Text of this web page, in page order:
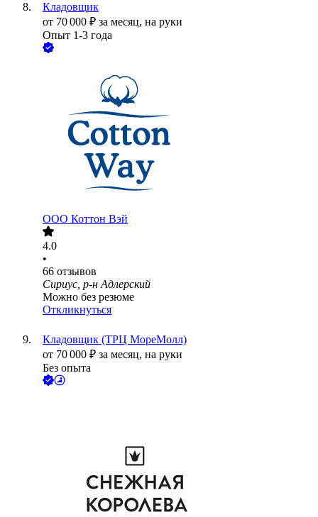
Кладовщик
от 70 000 ₽ за месяц, на руки
Опыт 1-3 года
ООО Коттон Вэй
4.0
•
66 отзывов
Сириус, р-н Адлерский
Можно без резюме
Откликнуться
Кладовщик (ТРЦ МореМолл)
от 70 000 ₽ за месяц, на руки
Без опыта